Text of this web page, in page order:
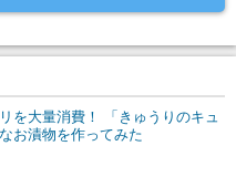
を大量消費！ 「きゅうりのキュ
お漬物を作ってみた